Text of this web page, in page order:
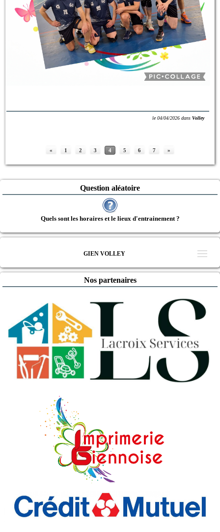
Question aléatoire
Quels sont les horaires et le lieux d'entrainement ?
GIEN VOLLEY
le04/04/2026 dansVolley
« 1 2 3 4 5 6 7 »
Nos partenaires